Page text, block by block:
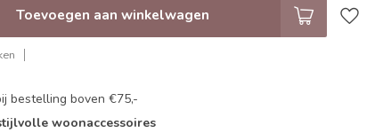
Toevoegen aan winkelwagen
bestelling boven €75,-
woonaccessoires